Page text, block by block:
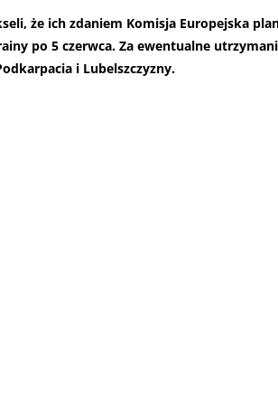
że ich zdaniem Komisja Europejska
po 5 czerwca. Za ewentualne
i Lubelszczyzny.